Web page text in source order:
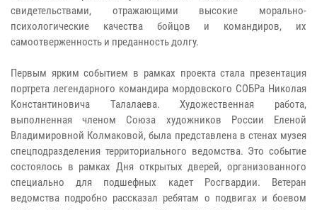
свидетельствами, отражающими высокие морально-
психологические качества бойцов и командиров, их
самоотверженность и преданность долгу.
Первым ярким событием в рамках проекта стала презентация
портрета легендарного командира мордовского СОБРа Николая
Константиновича Талалаева. Художественная работа,
выполненная членом Союза художников России Еленой
Владимировной Колмаковой, была представлена в стенах музея
спецподразделения территориального ведомства. Это событие
состоялось в рамках Дня открытых дверей, организованного
специально для подшефных кадет Росгвардии. Ветеран
ведомства подробно рассказал ребятам о подвигах и боевом